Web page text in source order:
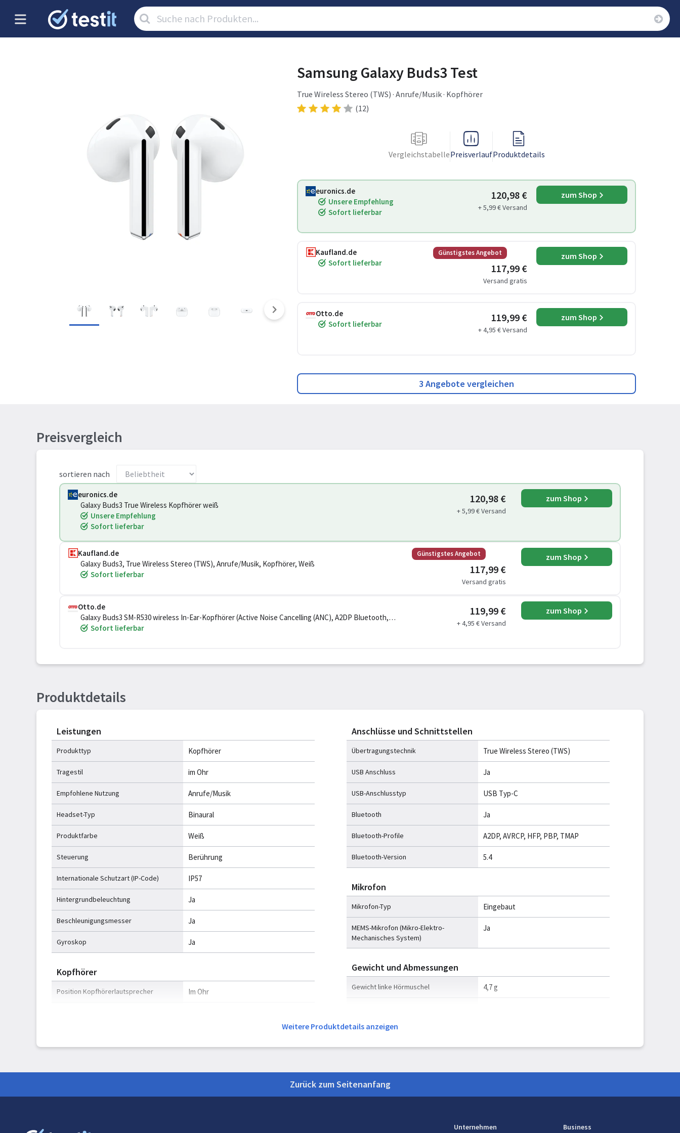
Artikel
suchen:
Samsung Galaxy Buds3 Test
True Wireless Stereo (TWS) · Anrufe/Musik · Kopfhörer
(12)
VergleichstabellePreisverlaufProduktdetails
euronics.de
Unsere Empfehlung
Sofort lieferbar
120,98 €
+ 5,99 € Versand
zum Shop
Kaufland.de
Sofort lieferbar
Günstigstes Angebot
117,99 €
Versand gratis
zum Shop
Otto.de
Sofort lieferbar
119,99 €
+ 4,95 € Versand
zum Shop
3 Angebote vergleichen
Preisvergleich
sortieren nach
euronics.de
Galaxy Buds3 True Wireless Kopfhörer weiß
Unsere Empfehlung
Sofort lieferbar
120,98 €
+ 5,99 € Versand
zum Shop
Kaufland.de
Galaxy Buds3, True Wireless Stereo (TWS), Anrufe/Musik, Kopfhörer, Weiß
Sofort lieferbar
Günstigstes Angebot
117,99 €
Versand gratis
zum Shop
Otto.de
Galaxy Buds3 SM-R530 wireless In-Ear-Kopfhörer (Active Noise Cancelling (ANC), A2DP Bluetooth,
360°-Audio, 24bit Hi-Fi-Sound, IP57)
Sofort lieferbar
119,99 €
+ 4,95 € Versand
zum Shop
Produktdetails
Leistungen
Produkttyp Kopfhörer
Tragestil im Ohr
Empfohlene Nutzung Anrufe/Musik
Headset-Typ Binaural
Produktfarbe Weiß
Steuerung Berührung
Internationale Schutzart (IP-Code) IP57
Hintergrundbeleuchtung Ja
Beschleunigungsmesser Ja
Gyroskop Ja
Kopfhörer
Position Kopfhörerlautsprecher Im Ohr
Anschlüsse und Schnittstellen
Übertragungstechnik True Wireless Stereo (TWS)
USB Anschluss Ja
USB-Anschlusstyp USB Typ-C
Bluetooth Ja
Bluetooth-Profile A2DP, AVRCP, HFP, PBP, TMAP
Bluetooth-Version 5.4
Mikrofon
Mikrofon-Typ Eingebaut
MEMS-Mikrofon (Mikro-Elektro-
Mechanisches System)
Ja
Gewicht und Abmessungen
Gewicht linke Hörmuschel 4,7 g
Ladegehäuse Abmessungen (BxTxH)
Ladegehäuse Gewicht 46,5 g
Weitere Produktdetails anzeigen
Zurück zum Seitenanfang
Unternehmen Business